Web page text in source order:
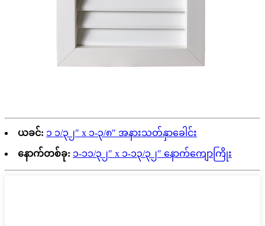
ယခင်: ၁ ၁/၃၂″ x ၁-၃/၈″ အနားသတ်နှာခေါင်း
နောက်တစ်ခု: ၁-၁၁/၃၂″ x ၁-၁၃/၃၂″ နောက်ကျောကြိုး